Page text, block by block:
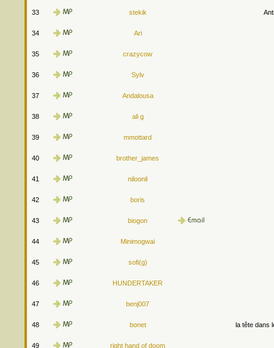
33 stekik
34 Ari
35 crazycow
36 Sylv
37 Andalousa
38 ali g
39 mmottard
40 brother_james
41 niloonil
42 boris
43 biogon
44 Minimogwai
45 sofi(g)
46 HUNDERTAKER
47 benj007
48 bonet la tête dans
49 right hand of doom